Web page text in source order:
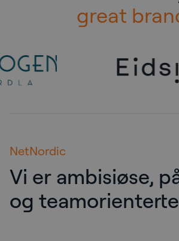
great
NetNordic
Vi er ambisiøse,
og teamorienterte